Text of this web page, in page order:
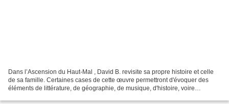
Dans l’Ascension du Haut-Mal , David B. revisite sa propre histoire et celle
de sa famille. Certaines cases de cette œuvre permettront d'évoquer des
éléments de littérature, de géographie, de musique, d'histoire, voire